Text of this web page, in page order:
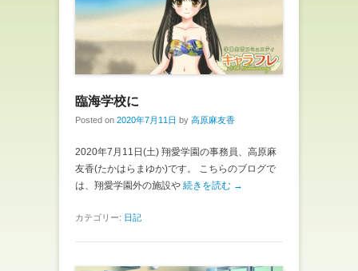
臨海学校に
Posted on 2020年7月11日 by 高原麻友香
2020年7月11日(土) 翔愛学園の事務員、高原麻
友香(たかはらまゆか)です。 こちらのブログで
は、翔愛学園外の施設や 続きを読む →
カテゴリー: 日記